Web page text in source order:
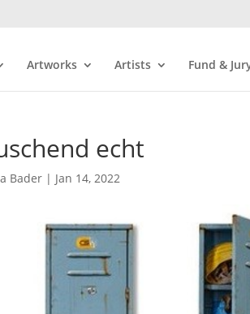
Artworks Artists Fund &
echt
Bader | Jan 14, 2022